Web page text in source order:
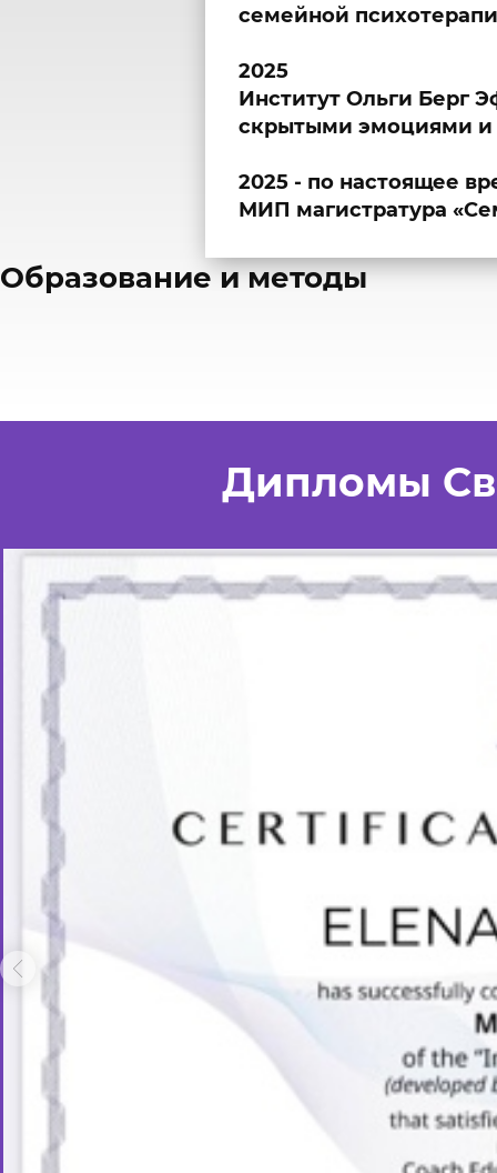
семейной
2025
Институт Ольги Берг
скрытыми эмоциями и
2025 - по настоящее
МИП магистратура
​Образование и методы
Дипломы